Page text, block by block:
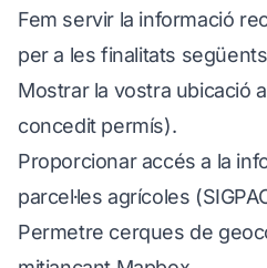
Fem servir la informació
per a les finalitats
Mostrar la vostra ubicació
concedit permís).
Proporcionar accés a la
parcel·les agrícoles
Permetre cerques de